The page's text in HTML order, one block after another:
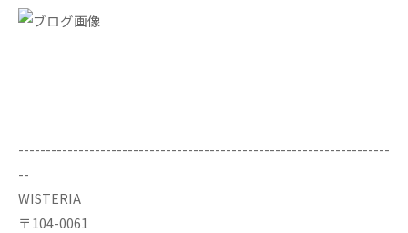
--------------------------------------------------------------------
--
WISTERIA
〒104-0061